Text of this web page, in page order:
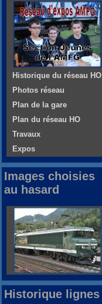
Historique du réseau HO
Photos réseau
Plan de la gare
Plan du réseau HO
Travaux
Expos
Images choisies
au hasard
Historique lignes